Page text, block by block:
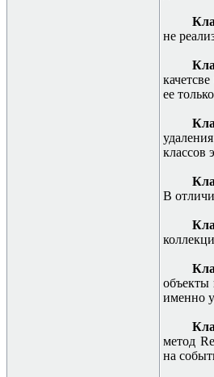
не
ее
классов
В
объекты
именно
метод
на